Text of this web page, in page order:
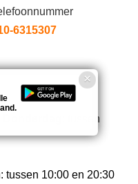
6315307
: tussen
: tussen 10:00 en 20:30